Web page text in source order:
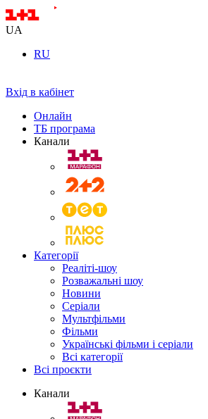
UA
RU
Вхід в кабінет
Онлайн
ТБ програма
Канали
Категорії
Реаліті-шоу
Розважальні шоу
Новини
Серіали
Мультфільми
Фільми
Українські фільми і серіали
Всі категорії
Всі проєкти
Канали